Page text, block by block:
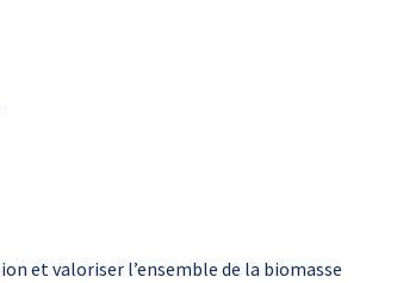
et valoriser l’ensemble de la biomasse